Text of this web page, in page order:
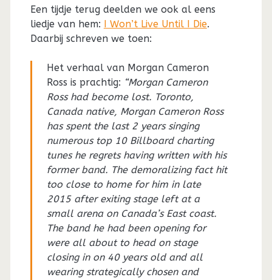
Een tijdje terug deelden we ook al eens
liedje van hem: I Won’t Live Until I Die.
Daarbij schreven we toen:
Het verhaal van Morgan Cameron
Ross is prachtig: “Morgan Cameron
Ross had become lost. Toronto,
Canada native, Morgan Cameron Ross
has spent the last 2 years singing
numerous top 10 Billboard charting
tunes he regrets having written with his
former band. The demoralizing fact hit
too close to home for him in late
2015 after exiting stage left at a
small arena on Canada’s East coast.
The band he had been opening for
were all about to head on stage
closing in on 40 years old and all
wearing strategically chosen and